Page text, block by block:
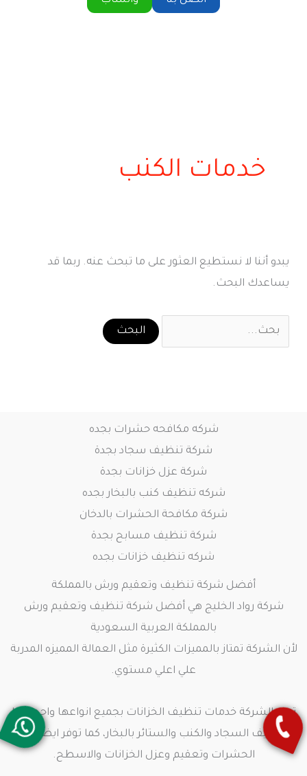
خدمات الكنب
يبدو أننا لا نستطيع العثور على ما تبحث عنه. ربما قد
يساعدك البحث.
البحث
عن:
شركه مكافحه حشرات بجده
شركة تنظيف سجاد بجدة
شركة عزل خزانات بجدة
شركه تنظيف كنب بالبخار بجده
شركة مكافحة الحشرات بالدخان
شركة تنظيف مسابح بجدة
شركه تنظيف خزانات بجده
أفضل شركة تنظيف وتعقيم ورش بالمملكة
شركة رواد الخليج هي أفضل شركة تنظيف وتعقيم ورش
بالمملكة العربية السعودية
لأن الشركة تمتاز بالمميزات الكثيرة مثل العمالة المميزه المدربة
علي اعلي مستوي.
توفر الشركة خدمات تنظيف الخزانات بجميع انواعها واحجماها
وتنظيف السجاد والكنب والستائر بالبخار، كما توفر ايضا رش
الحشرات وتعقيم وعزل الخزانات والاسطح.